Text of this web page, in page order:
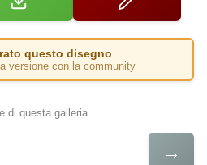
questo disegno
versione con la community
di questa galleria
→